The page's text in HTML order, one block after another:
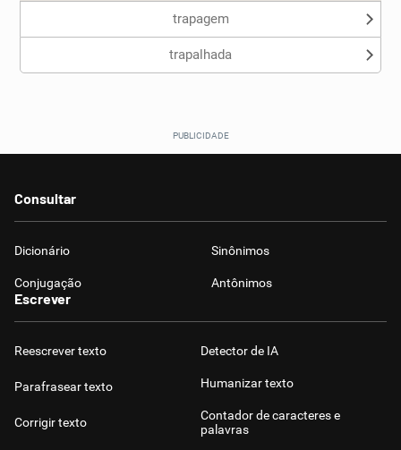
trapagem
trapalhada
Consultar
Dicionário Sinônimos
Conjugação Antônimos
Escrever
Reescrever texto
Parafrasear texto
Corrigir texto
Detector de IA
Humanizar texto
Contador de caracteres e
palavras